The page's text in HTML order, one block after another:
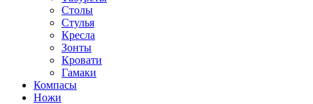
Столы
Стулья
Кресла
Зонты
Кровати
Гамаки
Компасы
Ножи